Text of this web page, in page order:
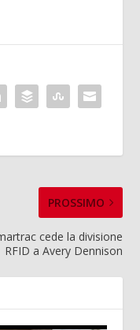
PROSSIMO
cede la divisione
RFID a Avery Dennison